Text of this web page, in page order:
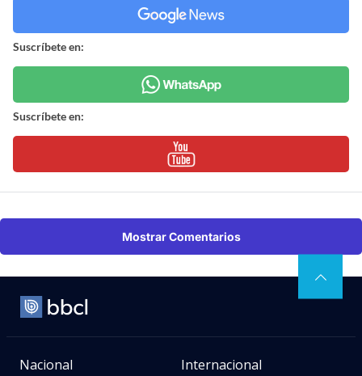
Suscríbete en:
Suscríbete en:
Mostrar Comentarios
Nacional Internacional